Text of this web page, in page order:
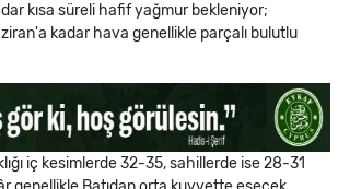
kısa süreli hafif yağmur bekleniyor;
kadar hava genellikle parçalı bulutlu
iç kesimlerde 32-35, sahillerde ise 28-31